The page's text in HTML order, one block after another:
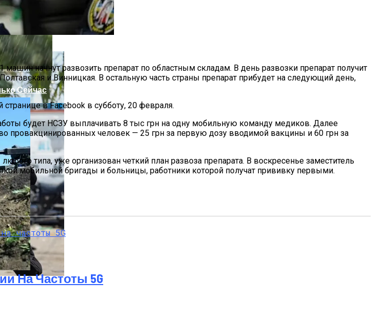
Советы Для Беженцев
Сейчас
начнут развозить препарат по областным складам. В день развозки препарат получит
и Винницкая. В остальную часть страны препарат прибудет на следующий день,
в Facebook в субботу, 20 февраля.
будет НСЗУ выплачивать 8 тыс грн на одну мобильную команду медиков. Далее
провакцинированных человек — 25 грн за первую дозу вводимой вакцины и 60 грн за
типа, уже организован четкий план развоза препарата. В воскресенье заместитель
мобильной бригады и больницы, работники которой получат прививку первыми.
На Частоты 5G